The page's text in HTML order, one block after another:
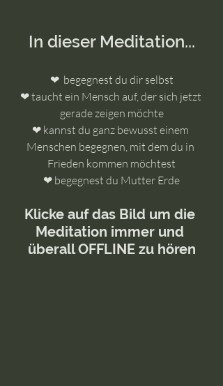
In dieser Meditation...
❤  begegnest du dir selbst
❤ taucht ein Mensch auf, der sich jetzt
gerade zeigen möchte
❤ kannst du ganz bewusst einem
Menschen begegnen, mit dem du in
Frieden kommen möchtest
❤ begegnest du Mutter Erde
Klicke auf das Bild um die
Meditation immer und
überall OFFLINE zu hören